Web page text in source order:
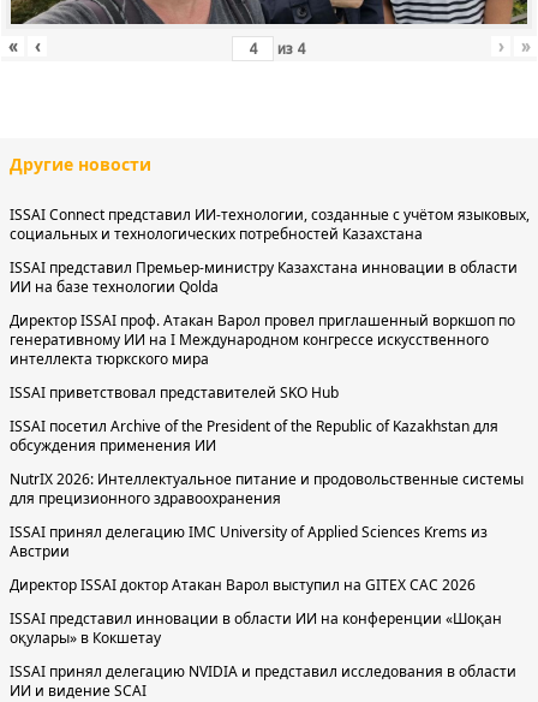
« ‹ из 4 › »
Другие новости
ISSAI Connect представил ИИ-технологии, созданные с учётом языковых,
социальных и технологических потребностей Казахстана
ISSAI представил Премьер-министру Казахстана инновации в области
ИИ на базе технологии Qolda
Директор ISSAI проф. Атакан Варол провел приглашенный воркшоп по
генеративному ИИ на I Международном конгрессе искусственного
интеллекта тюркского мира
ISSAI приветствовал представителей SKO Hub
ISSAI посетил Archive of the President of the Republic of Kazakhstan для
обсуждения применения ИИ
NutrIX 2026: Интеллектуальное питание и продовольственные системы
для прецизионного здравоохранения
ISSAI принял делегацию IMC University of Applied Sciences Krems из
Австрии
Директор ISSAI доктор Атакан Варол выступил на GITEX CAC 2026
ISSAI представил инновации в области ИИ на конференции «Шоқан
оқулары» в Кокшетау
ISSAI принял делегацию NVIDIA и представил исследования в области
ИИ и видение SCAI